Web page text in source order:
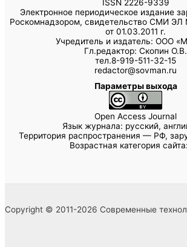
ISSN 2226-9339
Электронное периодическое издание
Роскомнадзором, свидетельство СМИ
от 01.03.2011 г.
Учредитель и издатель: ООО
Гл.редактор: Скопин О.В.
тел.8-919-511-32-15
redactor@sovman.ru
Параметры выхода
Open Access Journal
Язык журнала: русский,
Территория распространения — РФ,
Возрастная категория
Copyright © 2011-2026 Современные